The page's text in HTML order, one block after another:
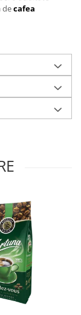
decafea